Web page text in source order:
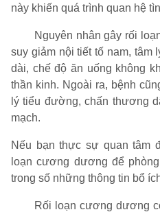
này khiến quá trình quan hệ
Nguyên nhân gây rối
suy giảm nội tiết tố nam, tâm
dài, chế độ ăn uống không
thần kinh. Ngoài ra, bệnh
lý tiểu đường, chấn thương
mạch.
Nếu bạn thực sự quan tâm
loạn cương dương để
trong số những thông tin bổ
Rối loạn cương dương có